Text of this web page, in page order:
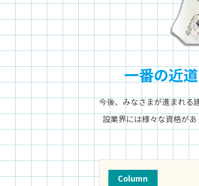
一番の近
今後、みなさまが進まれる
設業界には様々な資格が
Column